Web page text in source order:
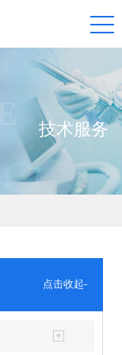
技术服务
点击收起-